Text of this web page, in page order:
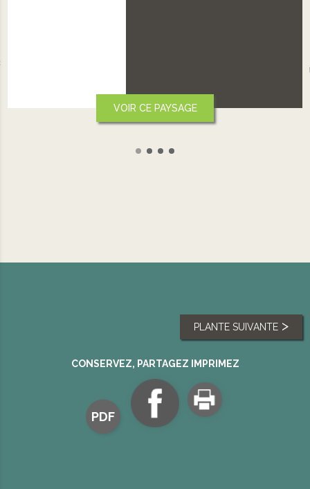
VOIR CE PAYSAGE
PLANTE SUIVANTE
CONSERVEZ, PARTAGEZ IMPRIMEZ
PDF